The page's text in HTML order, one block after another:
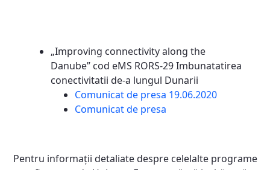
„Improving connectivity along the
Danube” cod eMS RORS-29 Imbunatatirea
conectivitatii de-a lungul Dunarii
Comunicat de presa 19.06.2020
Comunicat de presa
Pentru informaţii detaliate despre celelalte programe